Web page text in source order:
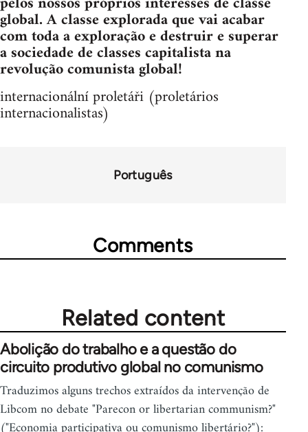
global. A classe explorada que vai acabar
com toda a exploração e destruir e superar
a sociedade de classes capitalista na
revolução comunista global!
internacionální proletáři (proletários
internacionalistas)
Português
Comments
Related content
Abolição do trabalho e a questão do
circuito produtivo global no comunismo
Traduzimos alguns trechos extraídos da intervenção de
Libcom no debate "Parecon or libertarian communism?"